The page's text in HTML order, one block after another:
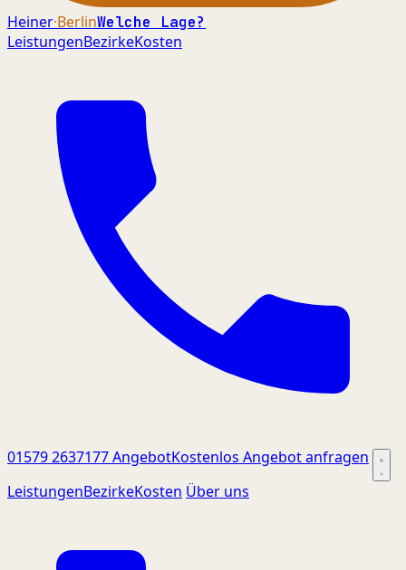
Heiner·BerlinWelche Lage?
LeistungenBezirkeKosten
01579 2637177AngebotKostenlos Angebot anfragen
LeistungenBezirkeKosten Über uns